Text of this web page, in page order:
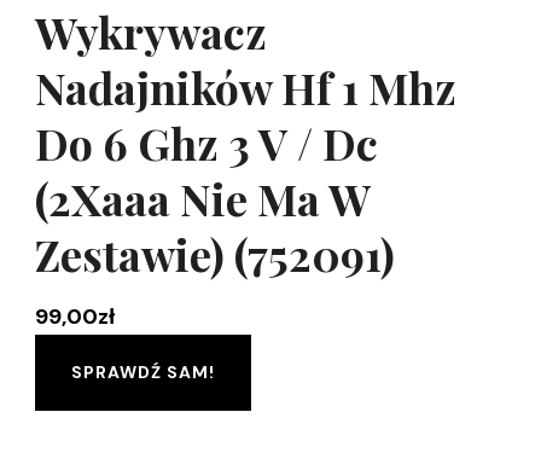
Wykrywacz
Nadajników Hf 1 Mhz
Do 6 Ghz 3 V / Dc
(2Xaaa Nie Ma W
Zestawie) (752091)
99,00zł
SPRAWDŹ SAM!